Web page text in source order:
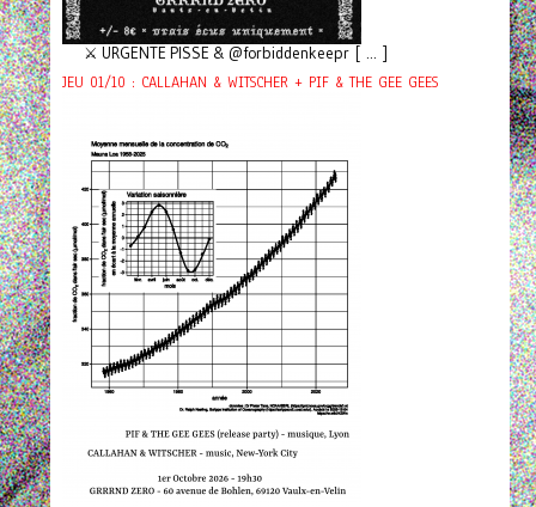
⚔️ URGENTE PISSE & @forbiddenkeepr [ ... ]
JEU 01/10 : CALLAHAN & WITSCHER + PIF & THE GEE GEES